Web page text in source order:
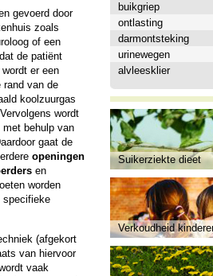
gevoerd door
zoals
of een
de patiënt
er een
van de
koolzuurgas
wordt
met behulp van
gaat de
openingen
en
worden
specifieke
(afgekort
van hiervoor
vaak
buikgriep
ontlasting
darmontsteking
urinewegen
alvleesklier
Suikerziekte dieet
Verkoudheid